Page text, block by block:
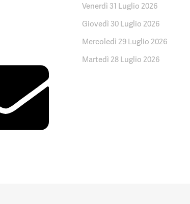
Venerdì 31 Luglio 2026
Giovedì 30 Luglio 2026
Mercoledì 29 Luglio 2026
Martedì 28 Luglio 2026